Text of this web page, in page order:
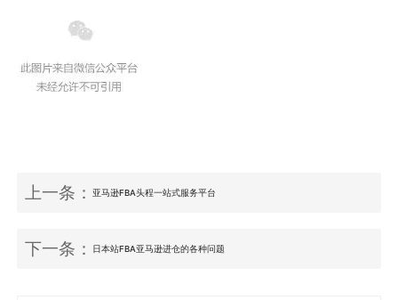
上一条：亚马逊FBA头程一站式服务平台
下一条： 日本站FBA亚马逊进仓的各种问题